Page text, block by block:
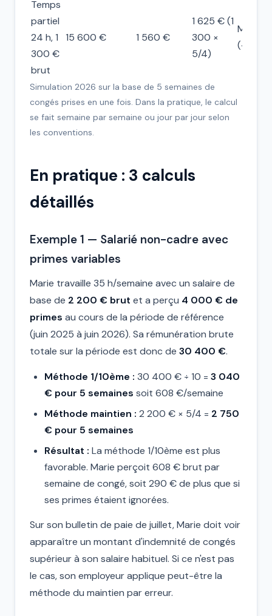
Temps
partiel
24 h, 1
300 €
brut
15 600 € 1 560 €
1 625 € (1
300 ×
5/4)
(+ 65
Simulation 2026 sur la base de 5 semaines de
congés prises en une fois. Dans la pratique, le calcul
se fait semaine par semaine ou jour par jour selon
les conventions.
En pratique : 3 calculs
détaillés
Exemple 1 — Salarié non-cadre avec
primes variables
Marie travaille 35 h/semaine avec un salaire de
base de 2 200 € brut et a perçu 4 000 € de
primes au cours de la période de référence
(juin 2025 à juin 2026). Sa rémunération brute
totale sur la période est donc de 30 400 €.
Méthode 1/10ème : 30 400 € ÷ 10 = 3 040
€ pour 5 semaines soit 608 €/semaine
Méthode maintien : 2 200 € × 5/4 = 2 750
€ pour 5 semaines
Résultat : La méthode 1/10ème est plus
favorable. Marie perçoit 608 € brut par
semaine de congé, soit 290 € de plus que si
ses primes étaient ignorées.
Sur son bulletin de paie de juillet, Marie doit voir
apparaître un montant d'indemnité de congés
supérieur à son salaire habituel. Si ce n'est pas
le cas, son employeur applique peut-être la
méthode du maintien par erreur.